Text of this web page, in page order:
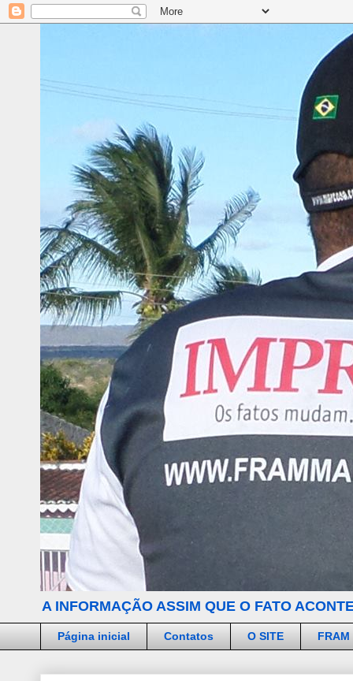
A INFORMAÇÃO ASSIM QUE O FATO
Página inicial Contatos O SITE FRAM